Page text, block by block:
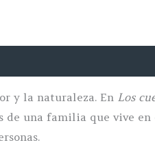
y la naturaleza. En Los
de una familia que vive en